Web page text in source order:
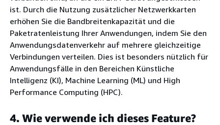
ist. Durch die Nutzung zusätzlicher Netzwerkkarten
erhöhen Sie die Bandbreitenkapazität und die
Paketratenleistung Ihrer Anwendungen, indem Sie den
Anwendungsdatenverkehr auf mehrere gleichzeitige
Verbindungen verteilen. Dies ist besonders nützlich für
Anwendungsfälle in den Bereichen Künstliche
Intelligenz (KI), Machine Learning (ML) und High
Performance Computing (HPC).
4. Wie verwende ich dieses Feature?